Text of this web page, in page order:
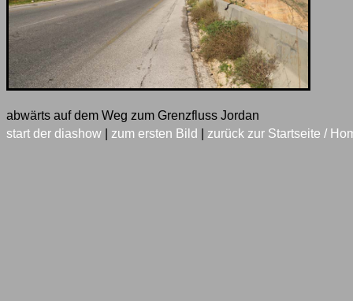
abwärts auf dem Weg zum Grenzfluss Jordan
start der diashow
zum ersten Bild zurück zur Startseite /